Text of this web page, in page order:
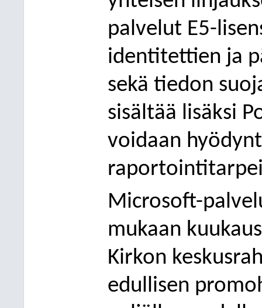
palvelut E5-
identitettien ja
sekä tiedon
sisältää lisäksi
voidaan
Microsoft-
mukaan
Kirkon
edullisen